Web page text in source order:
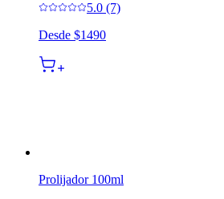
5.0 (7)
Desde $1490
Prolijador 100ml